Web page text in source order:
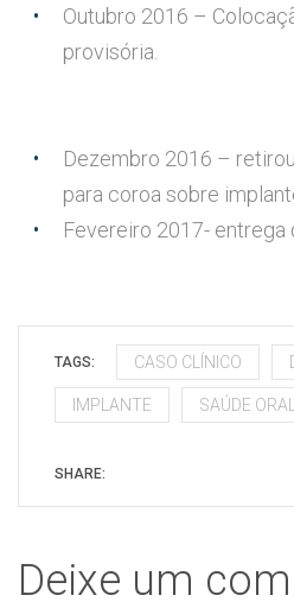
Outubro 2016 –
provisória.
Dezembro 2016 –
para coroa sobre
Fevereiro 2017- entrega
TAGS: CASO CLÍNICO
IMPLANTE SAÚDE
SHARE:
Deixe um